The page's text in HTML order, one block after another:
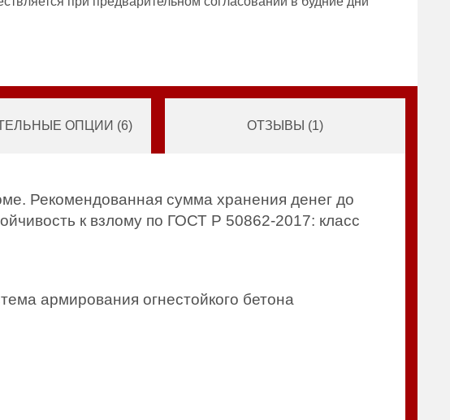
ОПЦИИ (6) ОТЗЫВЫ (1)
Рекомендованная сумма хранения денег до
к взлому по ГОСТ Р 50862-2017: класс
армирования огнестойкого бетона